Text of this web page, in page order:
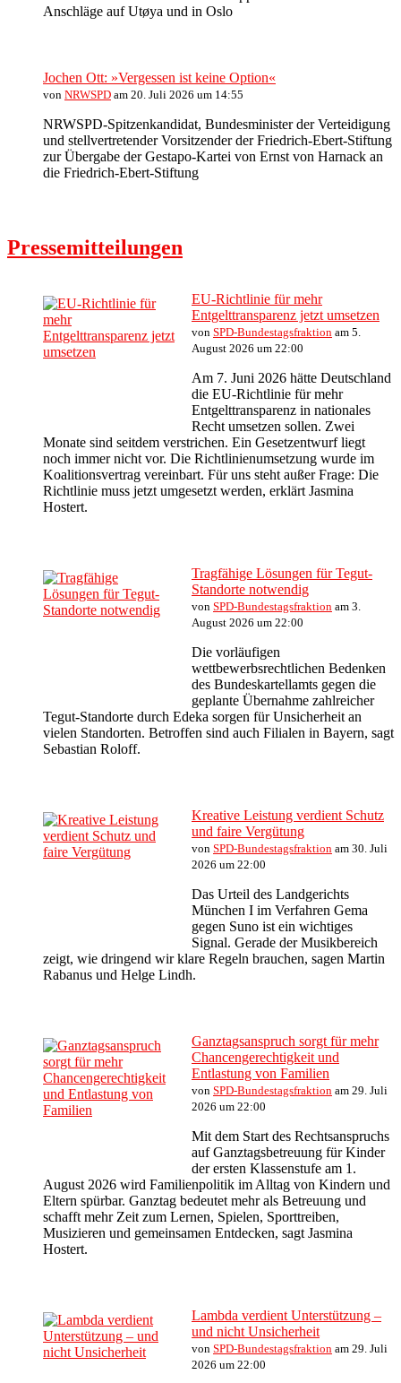
Anschläge auf Utøya und in Oslo
Jochen Ott: »Vergessen ist keine Option«
von NRWSPD am 20. Juli 2026 um 14:55
NRWSPD-Spitzenkandidat, Bundesminister der Verteidigung
und stellvertretender Vorsitzender der Friedrich-Ebert-Stiftung
zur Übergabe der Gestapo-Kartei von Ernst von Harnack an
die Friedrich-Ebert-Stiftung
Pressemitteilungen
EU-Richtlinie für mehr
Entgelttransparenz jetzt umsetzen
von SPD-Bundestagsfraktion am 5.
August 2026 um 22:00
Am 7. Juni 2026 hätte Deutschland
die EU-Richtlinie für mehr
Entgelttransparenz in nationales
Recht umsetzen sollen. Zwei
Monate sind seitdem verstrichen. Ein Gesetzentwurf liegt
noch immer nicht vor. Die Richtlinienumsetzung wurde im
Koalitionsvertrag vereinbart. Für uns steht außer Frage: Die
Richtlinie muss jetzt umgesetzt werden, erklärt Jasmina
Hostert.
Tragfähige Lösungen für Tegut-
Standorte notwendig
von SPD-Bundestagsfraktion am 3.
August 2026 um 22:00
Die vorläufigen
wettbewerbsrechtlichen Bedenken
des Bundeskartellamts gegen die
geplante Übernahme zahlreicher
Tegut-Standorte durch Edeka sorgen für Unsicherheit an
vielen Standorten. Betroffen sind auch Filialen in Bayern, sagt
Sebastian Roloff.
Kreative Leistung verdient Schutz
und faire Vergütung
von SPD-Bundestagsfraktion am 30. Juli
2026 um 22:00
Das Urteil des Landgerichts
München I im Verfahren Gema
gegen Suno ist ein wichtiges
Signal. Gerade der Musikbereich
zeigt, wie dringend wir klare Regeln brauchen, sagen Martin
Rabanus und Helge Lindh.
Ganztagsanspruch sorgt für mehr
Chancengerechtigkeit und
Entlastung von Familien
von SPD-Bundestagsfraktion am 29. Juli
2026 um 22:00
Mit dem Start des Rechtsanspruchs
auf Ganztagsbetreuung für Kinder
der ersten Klassenstufe am 1.
August 2026 wird Familienpolitik im Alltag von Kindern und
Eltern spürbar. Ganztag bedeutet mehr als Betreuung und
schafft mehr Zeit zum Lernen, Spielen, Sporttreiben,
Musizieren und gemeinsamen Entdecken, sagt Jasmina
Hostert.
Lambda verdient Unterstützung –
und nicht Unsicherheit
von SPD-Bundestagsfraktion am 29. Juli
2026 um 22:00